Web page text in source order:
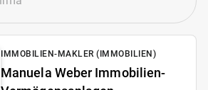
IMMOBILIEN-MAKLER (IMMOBILIEN)
Manuela Weber Immobilien-